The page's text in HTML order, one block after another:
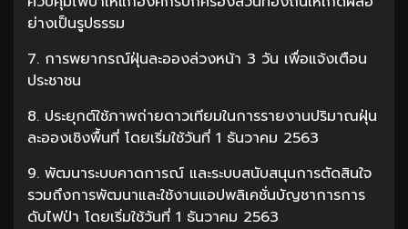
ย่างเป็นรูปธรรม
7. การพยากรณ์ฝุ่นละอองล่วงหน้า 3 วัน เพื่อแจ้งเตือน
ประชาชน
8. ประยุกต์ใช้ภาพถ่ายดาวเทียมในการรายงานปริมาณฝุ่น
ละอองเชิงพื้นที่ โดยเริ่มใช้วันที่ 1 ธันวาคม 2563
9. พัฒนาระบบคาดการณ์ และระบบสนับสนุนการตัดสินใจ
รวมถึงการพัฒนาและใช้งานแอปพลิเคชั่นบัญชาการการ
ดับไฟป่า โดยเริ่มใช้วันที่ 1 ธันวาคม 2563